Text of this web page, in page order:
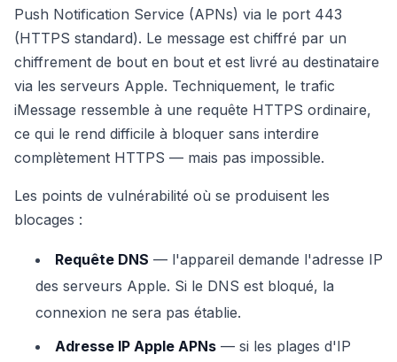
Push Notification Service (APNs) via le port 443
(HTTPS standard). Le message est chiffré par un
chiffrement de bout en bout et est livré au destinataire
via les serveurs Apple. Techniquement, le trafic
iMessage ressemble à une requête HTTPS ordinaire,
ce qui le rend difficile à bloquer sans interdire
complètement HTTPS — mais pas impossible.
Les points de vulnérabilité où se produisent les
blocages :
Requête DNS — l'appareil demande l'adresse IP
des serveurs Apple. Si le DNS est bloqué, la
connexion ne sera pas établie.
Adresse IP Apple APNs — si les plages d'IP